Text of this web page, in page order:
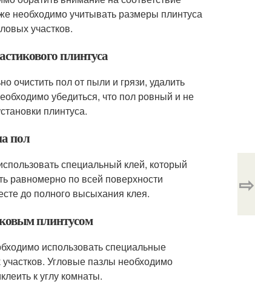
необходимо учитывать размеры плинтуса
участков.
плинтуса
очистить пол от пыли и грязи, удалить
убедиться, что пол ровный и не
плинтуса.
пол
специальный клей, который
равномерно по всей поверхности
до полного высыхания клея.
плинтусом
использовать специальные
Угловые пазлы необходимо
к углу комнаты.
⇨